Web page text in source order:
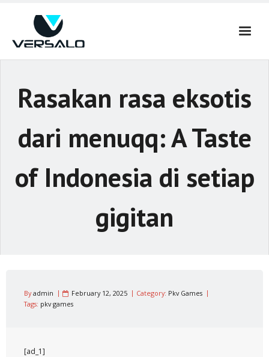
Rasakan rasa eksotis
dari menuqq: A Taste
of Indonesia di setiap
gigitan
Byadmin February 12, 2025 Category: Pkv Games
Tags: pkv games
[ad_1]